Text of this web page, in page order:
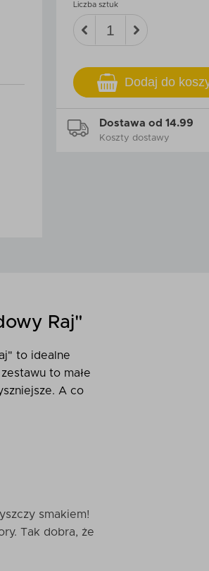
Liczba sztuk
Dodaj do
Dostawa od 14.99
Koszty dostawy
Raj"
to idealne
to małe
A co
smakiem!
Tak dobra, że